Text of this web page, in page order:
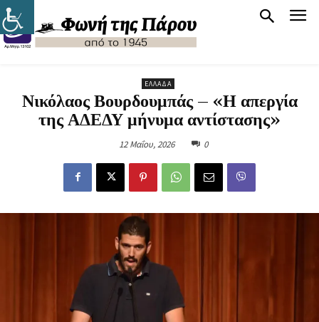
ΕΛΛΆΔΑ
Νικόλαος Βουρδουμπάς – «Η απεργία
της ΑΔΕΔΥ μήνυμα αντίστασης»
12 Μαΐου, 2026 0